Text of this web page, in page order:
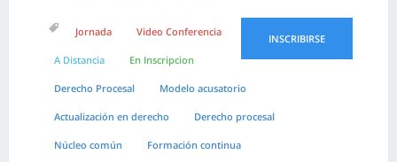
INSCRIBIRSE
Jornada Video Conferencia
A Distancia En Inscripcion
Derecho Procesal Modelo acusatorio
Actualización en derecho Derecho procesal
Núcleo común Formación continua